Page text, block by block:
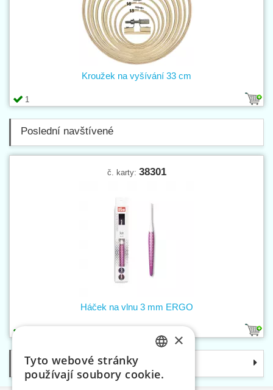
1
Kroužek na vyšívání 33 cm
Poslední navštívené
č. karty: 38301
Háček na vlnu 3 mm ERGO
Kategorie
×
Tyto webové stránky
používají soubory cookie.